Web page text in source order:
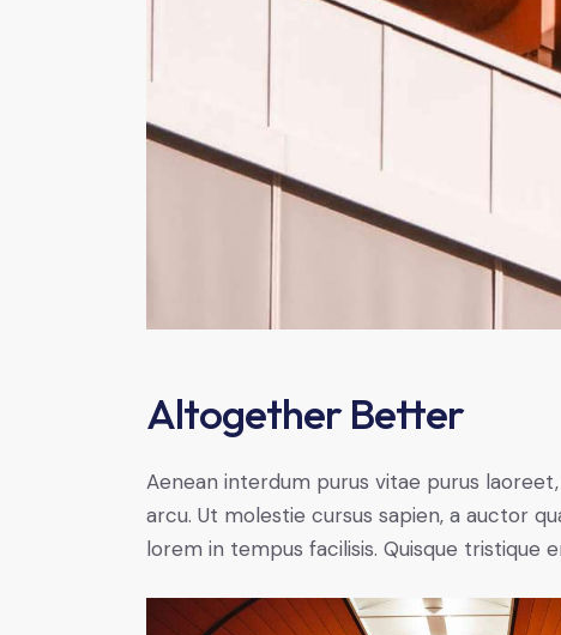
Altogether Better
Aenean interdum purus vitae purus
arcu. Ut molestie cursus sapien, a auctor
lorem in tempus facilisis. Quisque tristique